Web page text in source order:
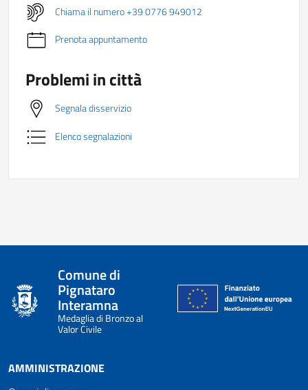
Chiama il numero +39 0776 949012
Prenota appuntamento
Problemi in città
Segnala disservizio
Elenco segnalazioni
Comune di
Pignataro
Interamna
Medaglia di Bronzo al
Valor Civile
AMMINISTRAZIONE